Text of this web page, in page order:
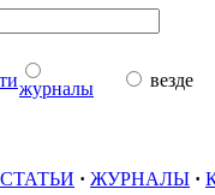
журналы
везде
СТАТЬИ · ЖУРНАЛЫ ·